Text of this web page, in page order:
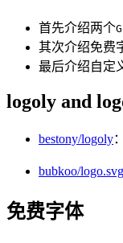
首先介绍两个
其次介绍免费
最后介绍自定
logoly and
bestony/logoly
bubkoo/logo.svg
免费字体